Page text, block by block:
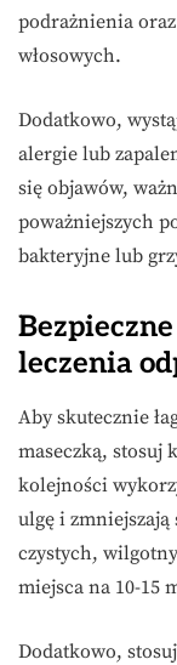
podrażnienia
włosowych.
Dodatkowo,
alergie lub
się objawów,
poważniejszych
bakteryjne lub
leczenia
Aby skutecznie
maseczką, stosuj
kolejności
ulgę i zmniejszają
czystych,
miejsca na 10-15
Dodatkowo,